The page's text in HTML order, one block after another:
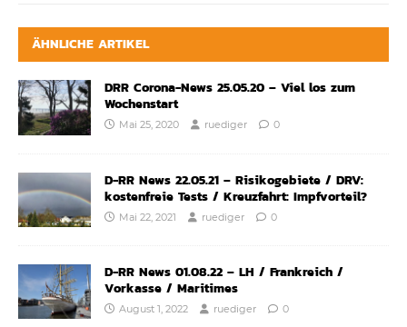
ÄHNLICHE ARTIKEL
DRR Corona-News 25.05.20 – Viel los zum
Wochenstart
Mai 25, 2020 ruediger 0
D-RR News 22.05.21 – Risikogebiete / DRV:
kostenfreie Tests / Kreuzfahrt: Impfvorteil?
Mai 22, 2021 ruediger 0
D-RR News 01.08.22 – LH / Frankreich /
Vorkasse / Maritimes
August 1, 2022 ruediger 0